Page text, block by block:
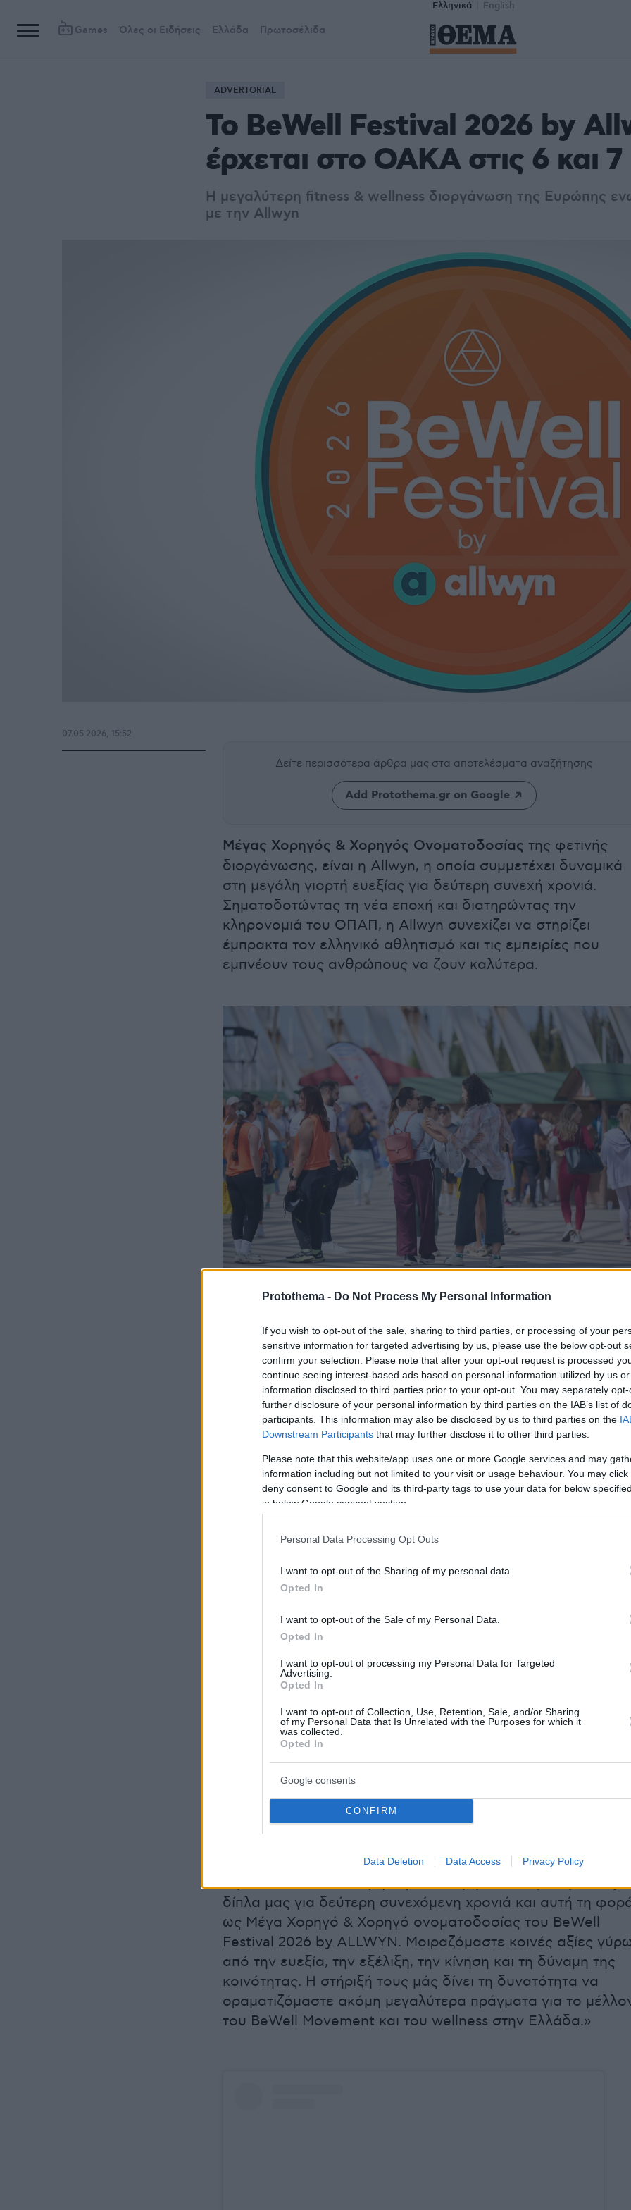
Protothema - Do Not Process My Personal Information
If you wish to opt-out of the sale, sharing to third parties, or processing of your
sensitive information for targeted advertising by us, please use the below opt-out
confirm your selection. Please note that after your opt-out request is processed
continue seeing interest-based ads based on personal information utilized by us
information disclosed to third parties prior to your opt-out. You may separately
further disclosure of your personal information by third parties on the IAB’s list of
participants. This information may also be disclosed by us to third parties on the
Downstream Participants that may further disclose it to other third parties.
Please note that this website/app uses one or more Google services and may
information including but not limited to your visit or usage behaviour. You may
deny consent to Google and its third-party tags to use your data for below
in below Google consent section.
Personal Data Processing Opt Outs
I want to opt-out of the Sharing of my personal data.
Opted In
I want to opt-out of the Sale of my Personal Data.
Opted In
I want to opt-out of processing my Personal Data for Targeted
Advertising.
Opted In
I want to opt-out of Collection, Use, Retention, Sale, and/or Sharing
of my Personal Data that Is Unrelated with the Purposes for which it
was collected.
Opted In
Google consents
CONFIRM
Data Deletion Data Access Privacy Policy
Ελληνικά English
Games Όλες οι Ειδήσεις Ελλάδα Πρωτοσέλιδα
ADVERTORIAL
Το BeWell Festival 2026 by
έρχεται στο ΟΑΚΑ στις 6 και 7
Η μεγαλύτερη fitness & wellness διοργάνωση της Ευρώπης
με την Allwyn
Δείτε περισσότερα άρθρα μας στα αποτελέσματα αναζήτησης
Add Protothema.gr on Google
Μέγας Χορηγός & Χορηγός Ονοματοδοσίας της φετινής
διοργάνωσης, είναι η Allwyn, η οποία συμμετέχει δυναμικά
στη μεγάλη γιορτή ευεξίας για δεύτερη συνεχή χρονιά.
Σηματοδοτώντας τη νέα εποχή και διατηρώντας την
κληρονομιά του ΟΠΑΠ, η Allwyn συνεχίζει να στηρίζει
έμπρακτα τον ελληνικό αθλητισμό και τις εμπειρίες που
εμπνέουν τους ανθρώπους να ζουν καλύτερα.
BeWell Festival 2026 by Allwynαναμένεται να είναι το
εντυπωσιακό μέχρι σήμερα, με περισσότερους από30.000
επισκέπτες, εκατοντάδες δραστηριότητες και εμπειρίες,
κορυφαίους trainers, wellness experts, live performances,
biohacking zones, recovery experiences, wellness talks, kids
pets activities και ένα τεράστιο open-air πρόγραμμα που θα
μετατρέψει το ΟΑΚΑ σε έναν ζωντανό κόσμο ευεξίας.
, co-founder τουBeWell Movement
δήλωσε «Είναι ιδιαίτερη χαρά και τιμή να έχουμε την Allwyn
δίπλα μας για δεύτερη συνεχόμενη χρονιά και αυτή τη
ως Μέγα Χορηγό & Χορηγό ονοματοδοσίας του BeWell
Festival 2026 by ALLWYN. Μοιραζόμαστε κοινές αξίες
από την ευεξία, την εξέλιξη, την κίνηση και τη δύναμη της
κοινότητας. Η στήριξή τους μάς δίνει τη δυνατότητα να
οραματιζόμαστε ακόμη μεγαλύτερα πράγματα για το
του BeWell Movement και του wellness στην Ελλάδα.»
07.05.2026, 15:52